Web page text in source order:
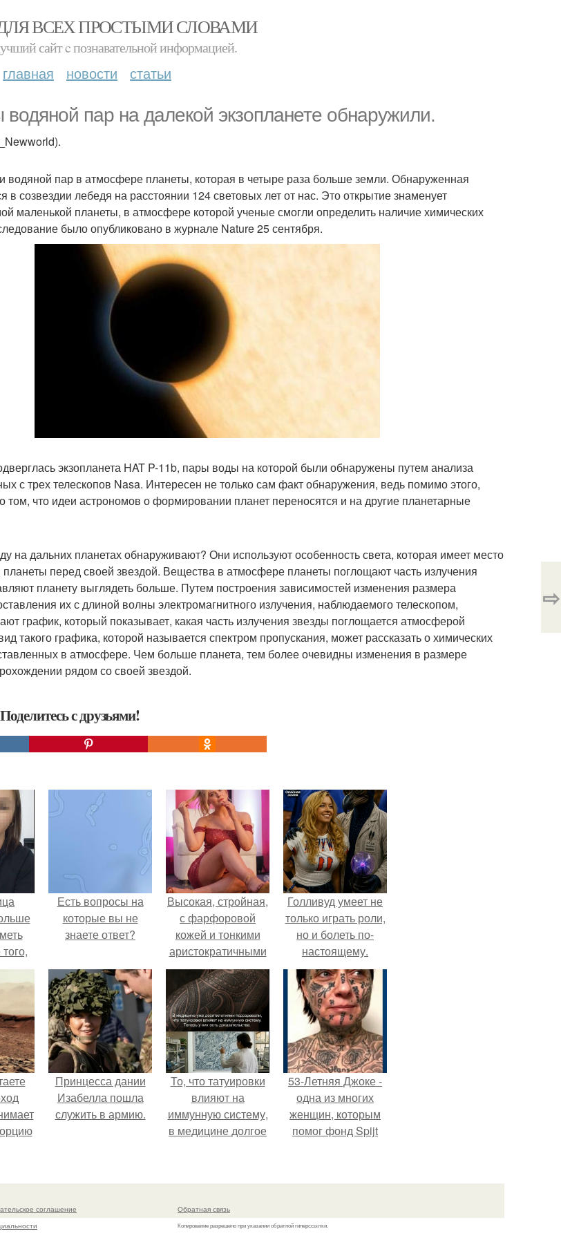
ВСЕХ ПРОСТЫМИ СЛОВАМИ
сайт c познавательной информацией.
главная новости статьи
пар на далекой экзопланете обнаружили.
пар в атмосфере планеты, которая в четыре раза больше земли. Обнаруженная
в созвездии лебедя на расстоянии 124 световых лет от нас. Это открытие знаменует
маленькой планеты, в атмосфере которой ученые смогли определить наличие химических
было опубликовано в журнале Nature 25 сентября.
экзопланета HAT P-11b, пары воды на которой были обнаружены путем анализа
с трех телескопов Nasa. Интересен не только сам факт обнаружения, ведь помимо этого,
том, что идеи астрономов о формировании планет переносятся и на другие планетарные
на дальних планетах обнаруживают? Они используют особенность света, которая имеет место
перед своей звездой. Вещества в атмосфере планеты поглощают часть излучения
планету выглядеть больше. Путем построения зависимостей изменения размера
их с длиной волны электромагнитного излучения, наблюдаемого телескопом,
график, который показывает, какая часть излучения звезды поглощается атмосферой
такого графика, которой называется спектром пропускания, может рассказать о химических
в атмосфере. Чем больше планета, тем более очевидны изменения в размере
рядом со своей звездой.
с друзьями!
⇨
и
Есть вопросы на
которые вы не
знаете ответ?
Высокая, стройная,
с фарфоровой
кожей и тонкими
аристократичными
чертами, эль
выглядит так, будто
сошла с полотна
художника.
Голливуд умеет не
только играть роли,
но и болеть по-
настоящему.
Принцесса дании
Изабелла пошла
служить в армию.
То, что татуировки
влияют на
иммунную систему,
в медицине долгое
лишь как гипотеза.
53-Летняя Джоке -
одна из многих
женщин, которым
помог фонд Spijt
Роттердаме.
соглашение
Обратная связь
Копирование разрешено при указании обратной гиперссылки.